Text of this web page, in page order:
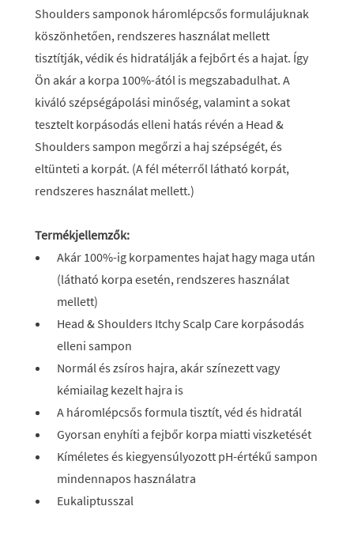
Shoulders samponok háromlépcsős formulájuknak
köszönhetően, rendszeres használat mellett
tisztítják, védik és hidratálják a fejbőrt és a hajat. Így
Ön akár a korpa 100%-ától is megszabadulhat. A
kiváló szépségápolási minőség, valamint a sokat
tesztelt korpásodás elleni hatás révén a Head &
Shoulders sampon megőrzi a haj szépségét, és
eltünteti a korpát. (A fél méterről látható korpát,
rendszeres használat mellett.)
Termékjellemzők:
Akár 100%-ig korpamentes hajat hagy maga után
(látható korpa esetén, rendszeres használat
mellett)
Head & Shoulders Itchy Scalp Care korpásodás
elleni sampon
Normál és zsíros hajra, akár színezett vagy
kémiailag kezelt hajra is
A háromlépcsős formula tisztít, véd és hidratál
Gyorsan enyhíti a fejbőr korpa miatti viszketését
Kíméletes és kiegyensúlyozott pH-értékű sampon
mindennapos használatra
Eukaliptusszal